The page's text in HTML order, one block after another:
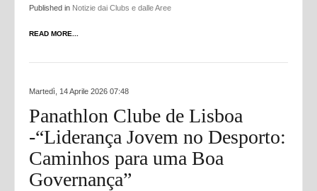
Published in Notizie dai Clubs e dalle Aree
READ MORE...
Martedì, 14 Aprile 2026 07:48
Panathlon Clube de Lisboa
-“Liderança Jovem no Desporto:
Caminhos para uma Boa
Governança”